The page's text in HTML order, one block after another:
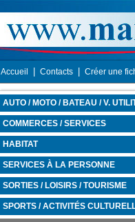
Accueil Contacts Créer une
AUTO / MOTO / BATEAU / V.
COMMERCES / SERVICES
HABITAT
SERVICES À LA PERSONNE
SORTIES / LOISIRS / TOURISME
SPORTS / ACTIVITÉS